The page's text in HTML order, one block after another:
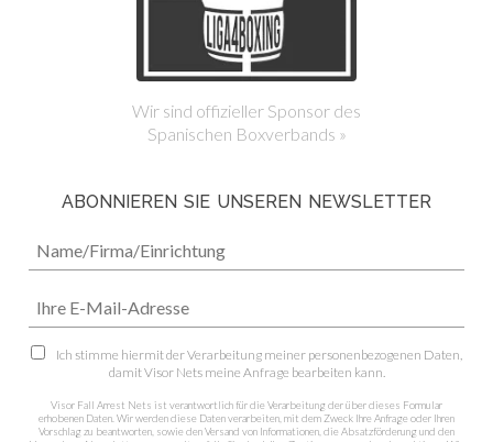
Wir sind offizieller Sponsor des
Spanischen Boxverbands »
ABONNIEREN SIE UNSEREN NEWSLETTER
Ich stimme hiermit der Verarbeitung meiner personenbezogenen Daten,
damit Visor Nets meine Anfrage bearbeiten kann.
Visor Fall Arrest Nets ist verantwortlich für die Verarbeitung der über dieses Formular
erhobenen Daten. Wir werden diese Daten verarbeiten, mit dem Zweck Ihre Anfrage oder Ihren
Vorschlag zu beantworten, sowie den Versand von Informationen, die Absatzförderung und den